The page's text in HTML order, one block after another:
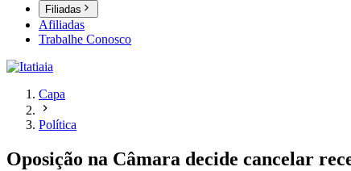
Filiadas
Afiliadas
Trabalhe Conosco
Capa
Política
Oposição na Câmara decide cancelar